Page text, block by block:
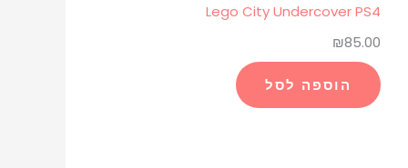
Lego City Undercover PS4
₪85.00
הוספה לסל